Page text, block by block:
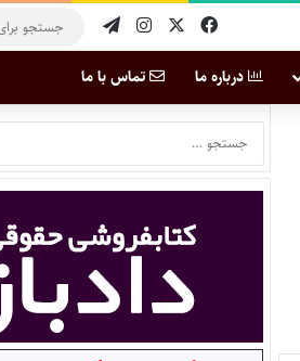
درباره ما تماس با ما